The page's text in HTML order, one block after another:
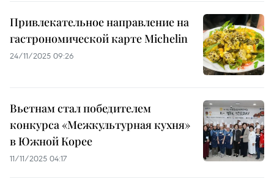
Привлекательное направление на
гастрономической карте Michelin
24/11/2025 09:26
Вьетнам стал победителем
конкурса «Межкультурная кухня»
в Южной Корее
11/11/2025 04:17